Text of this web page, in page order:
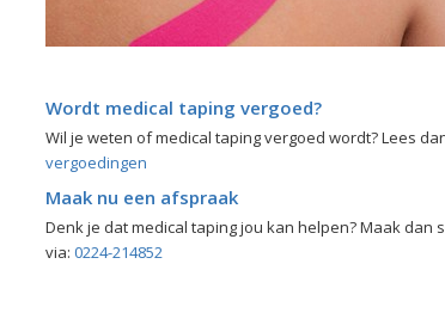
Wordt medical taping vergoed?
Wil je weten of medical taping vergoed wordt? Lees
vergoedingen
Maak nu een afspraak
Denk je dat medical taping jou kan helpen? Maak dan
via: 0224-214852